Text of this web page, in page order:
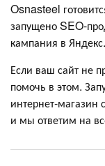
Osnasteel
запущено SEO-
кампания в
Если ваш сайт не
помочь в этом.
интернет-
и мы ответим на